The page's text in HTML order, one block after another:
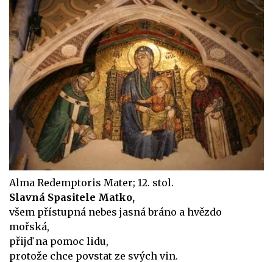
Alma Redemptoris Mater; 12. stol.
Slavná Spasitele Matko,
všem přístupná nebes jasná bráno a hvězdo
mořská,
přijď na pomoc lidu,
protože chce povstat ze svých vin.